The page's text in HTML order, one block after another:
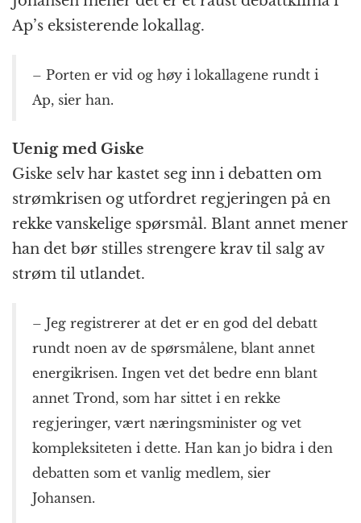
Ap’s eksisterende lokallag.
– Porten er vid og høy i lokallagene rundt i
Ap, sier han.
Uenig med Giske
Giske selv har kastet seg inn i debatten om
strømkrisen og utfordret regjeringen på en
rekke vanskelige spørsmål. Blant annet mener
han det bør stilles strengere krav til salg av
strøm til utlandet.
– Jeg registrerer at det er en god del debatt
rundt noen av de spørsmålene, blant annet
energikrisen. Ingen vet det bedre enn blant
annet Trond, som har sittet i en rekke
regjeringer, vært næringsminister og vet
kompleksiteten i dette. Han kan jo bidra i den
debatten som et vanlig medlem, sier
Johansen.